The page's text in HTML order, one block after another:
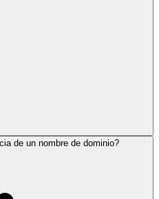
de un nombre de dominio?